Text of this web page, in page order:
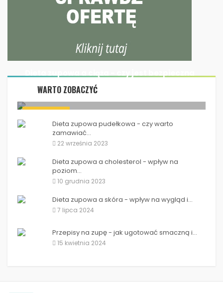
WARTO ZOBACZYĆ
DIETA ZUPOWA
14 września 2023
Dieta zupowa a ciąża - czy jest bezpieczna w...
Dieta zupowa pudełkowa - czy warto
zamawiać...
22 września 2023
Dieta zupowa a cholesterol - wpływ na
poziom...
10 grudnia 2023
Dieta zupowa a skóra - wpływ na wygląd i...
7 lipca 2024
Przepisy na zupę - jak ugotować smaczną i...
15 kwietnia 2024